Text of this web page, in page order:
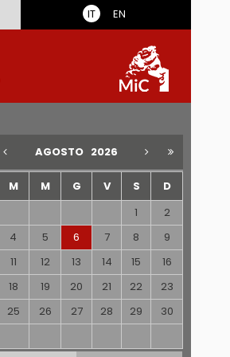
IT EN
AGOSTO 2026
M M G V S
D
1
2
4 5 6 7 8
9
11 12 13 14 15
16
18 19 20 21 22
23
25 26 27 28 29
30